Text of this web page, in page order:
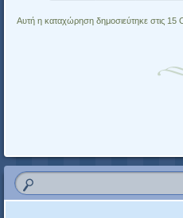
Αυτή η καταχώρηση δημοσιεύτηκε στις